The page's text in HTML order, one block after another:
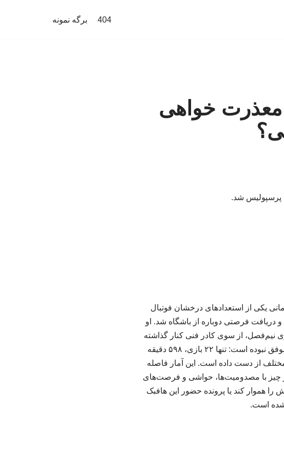
404 برگه نمونه
معذرت خواهی
پرسپولیس شد.
یکی از استعدادهای درخشان فوتبال
دریافت فرصتی دوباره از باشگاه شد. او
نیم‌فصل، از سوی کادر فنی کنار گذاشته
شده بود. با این حال، آمار سلمانی در سه فصل حضورش در پرسپولیس چندان موفق نبوده است: تنها ۲۲ بازی، ۵۹۸ دقیقه
همچنین او ۴۴ مسابقه را به دلایل مختلف از دست داده است. این آمار فاصله
هر چیز با مصدومیت‌ها، حواشی و فرصت‌های
هموار کند یا پرونده حضور این هافبک
شده است.